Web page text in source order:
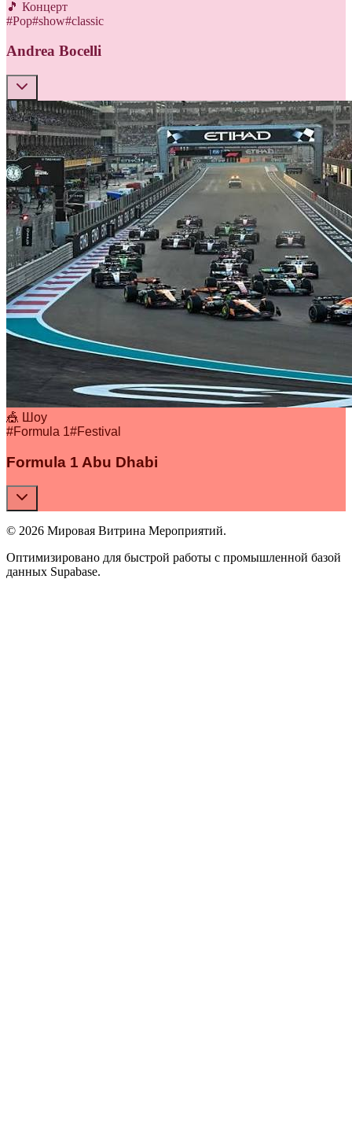
🎵 Концерт
#Pop#show#classic
Andrea Bocelli
🎪 Шоу
#Formula 1#Festival
Formula 1 Abu Dhabi
© 2026 Мировая Витрина Мероприятий.
Оптимизировано для быстрой работы с промышленной базой
данных Supabase.